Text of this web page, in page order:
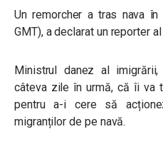
Un remorcher a tras nava
GMT), a declarat un reporter al
Ministrul danez al
câteva zile în urmă, că îi va
pentru a-i cere să
migranților de pe navă.